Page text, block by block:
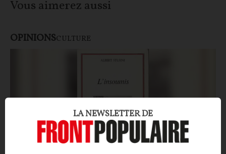
Vous aimerez aussi
OPINIONSCULTURE
LA NEWSLETTER DE